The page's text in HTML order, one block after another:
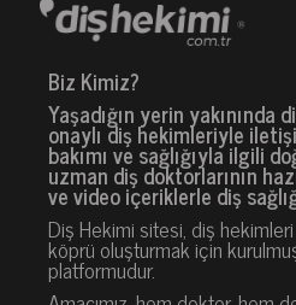
Biz Kimiz?
Yaşadığın yerin yakınında
onaylı diş hekimleriyle
bakımı ve sağlığıyla ilgili
uzman diş doktorlarının
ve video içeriklerle diş
Diş Hekimi sitesi, diş hekimleri
köprü oluşturmak için
platformudur.